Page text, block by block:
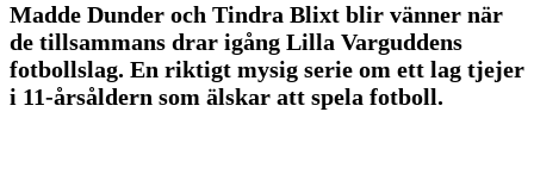
Madde Dunder och Tindra Blixt blir vänner när
de tillsammans drar igång Lilla Varguddens
fotbollslag. En riktigt mysig serie om ett lag tjejer
i 11-årsåldern som älskar att spela fotboll.